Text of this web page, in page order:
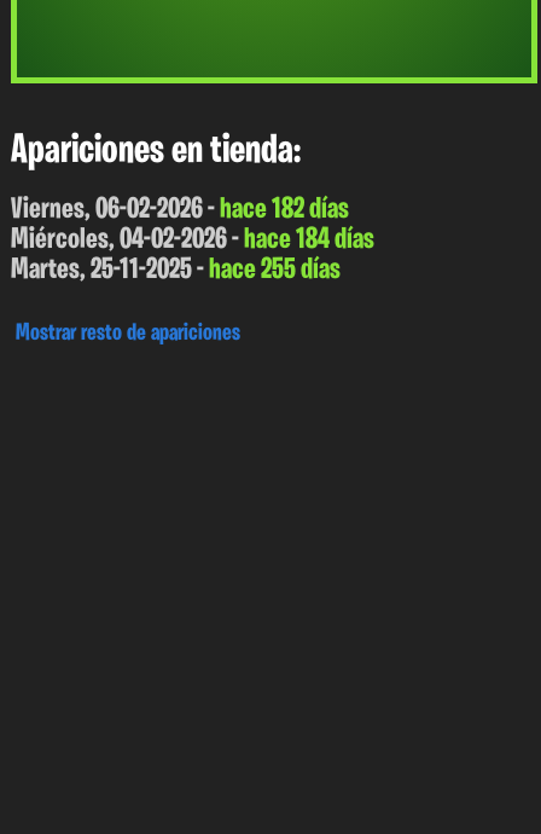
Apariciones en tienda:
Viernes, 06-02-2026 -hace 182 días
Miércoles, 04-02-2026 -hace 184 días
Martes, 25-11-2025 -hace 255 días
Mostrar resto de apariciones